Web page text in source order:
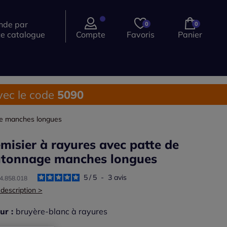
par
catalogue
Compte
0
Favoris
0
Panier
le code 5090
manches longues
à rayures avec patte de
manches longues
5/ 5 - 3avis
>
: bruyère-blanc à rayures